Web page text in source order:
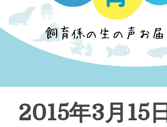
2015年3月15日